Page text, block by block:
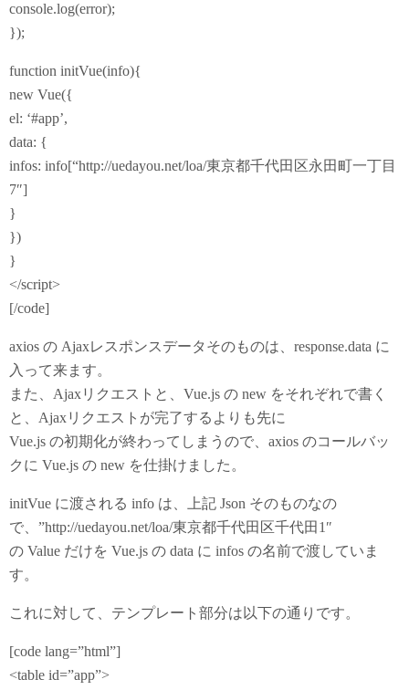
console.log(error);
});
function initVue(info){
new Vue({
el: ‘#app’,
data: {
infos: info[“http://uedayou.net/loa/東京都千代田区永田町一丁目
7″]
}
})
}
</script>
[/code]
axios の Ajaxレスポンスデータそのものは、response.data に
入って来ます。
また、Ajaxリクエストと、Vue.js の new をそれぞれで書く
と、Ajaxリクエストが完了するよりも先に
Vue.js の初期化が終わってしまうので、axios のコールバッ
クに Vue.js の new を仕掛けました。
initVue に渡される info は、上記 Json そのものなの
で、”http://uedayou.net/loa/東京都千代田区千代田1″
の Value だけを Vue.js の data に infos の名前で渡していま
す。
これに対して、テンプレート部分は以下の通りです。
[code lang=”html”]
<table id=”app”>